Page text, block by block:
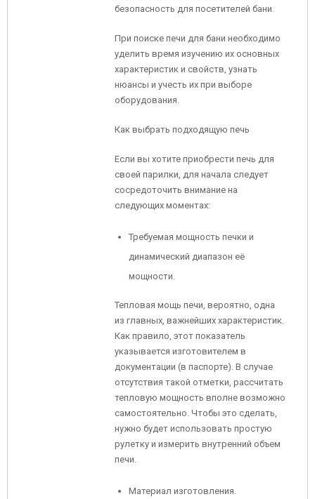
безопасность для посетителей бани.
При поиске печи для бани необходимо
уделить время изучению их основных
характеристик и свойств, узнать
нюансы и учесть их при выборе
оборудования.
Как выбрать подходящую печь
Если вы хотите приобрести печь для
своей парилки, для начала следует
сосредоточить внимание на
следующих моментах:
Требуемая мощность печки и
динамический диапазон её
мощности.
Тепловая мощь печи, вероятно, одна
из главных, важнейших характеристик.
Как правило, этот показатель
указывается изготовителем в
документации (в паспорте). В случае
отсутствия такой отметки, рассчитать
тепловую мощность вполне возможно
самостоятельно. Чтобы это сделать,
нужно будет использовать простую
рулетку и измерить внутренний объем
печи.
Материал изготовления.